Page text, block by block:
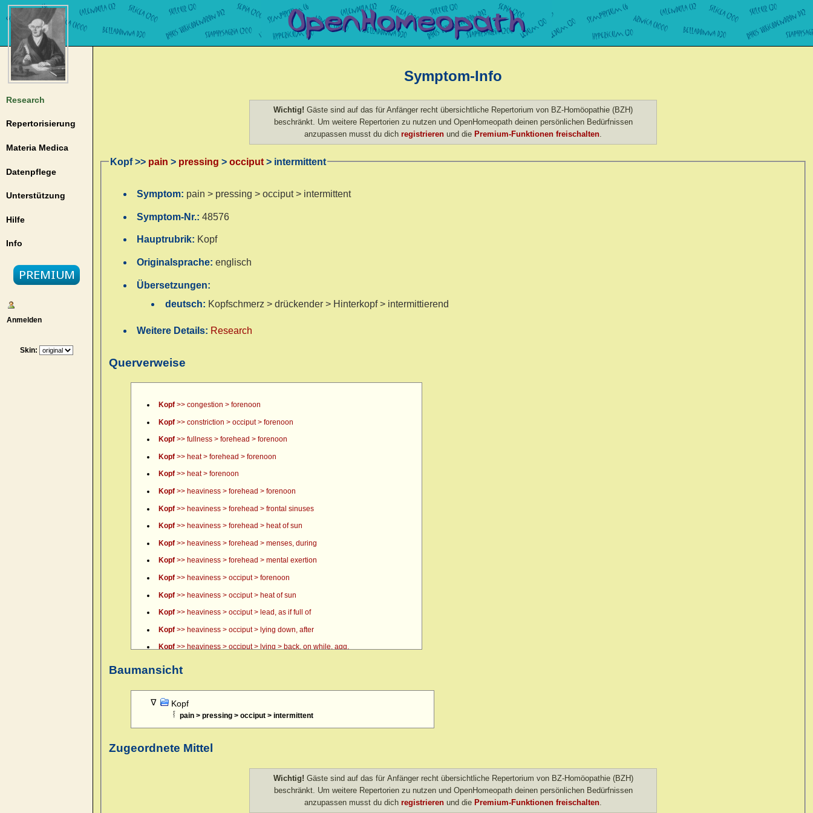
Research
Repertorisierung
Materia Medica
Datenpflege
Unterstützung
Hilfe
Info
Anmelden
Skin:
Symptom-Info
Wichtig! Gäste sind auf das für Anfänger recht übersichtliche Repertorium von BZ-Homöopathie (BZH)
beschränkt. Um weitere Repertorien zu nutzen und OpenHomeopath deinen persönlichen Bedürfnissen
anzupassen musst du dich registrieren und die Premium-Funktionen freischalten
Kopf >> pain > pressing > occiput > intermittent
Symptom: pain > pressing > occiput > intermittent
Symptom-Nr.:48576
Hauptrubrik: Kopf
Originalsprache:englisch
Übersetzungen:
deutsch: Kopfschmerz > drückender > Hinterkopf > intermittierend
Weitere Details: Research
Querverweise
Kopf>> congestion > forenoon
Kopf>> constriction > occiput > forenoon
Kopf>> fullness > forehead > forenoon
Kopf>> heat > forehead > forenoon
Kopf>> heat > forenoon
Kopf>> heaviness > forehead > forenoon
Kopf>> heaviness > forehead > frontal sinuses
Kopf>> heaviness > forehead > heat of sun
Kopf>> heaviness > forehead > menses, during
Kopf>> heaviness > forehead > mental exertion
Kopf>> heaviness > occiput > forenoon
Kopf>> heaviness > occiput > heat of sun
Kopf>> heaviness > occiput > lead, as if full of
Kopf>> heaviness > occiput > lying down, after
Kopf>> heaviness > occiput > lying > back, on while, agg.
Kopf
Kopf >> pain > boring > forehead > eyes, over > forenoon > 10 a.m.
Kopf>> pain > boring > forehead > eyes, over > forenoon > 11 a.m.
Kopf>> pain > boring > temples > forenoon
>> pain > boring > temples > heat agg.
>> pain > boring > temples > inward
Baumansicht
Kopf
pain > pressing > occiput > intermittent
Zugeordnete Mittel
Wichtig! Gäste sind auf das für Anfänger recht übersichtliche Repertorium von BZ-Homöopathie (BZH)
beschränkt. Um weitere Repertorien zu nutzen und OpenHomeopath deinen persönlichen Bedürfnissen
anzupassen musst du dich registrieren und die Premium-Funktionen freischalten